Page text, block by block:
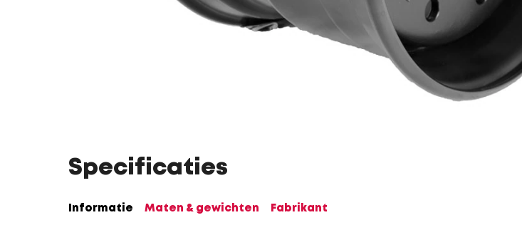
Specificaties
Informatie Maten & gewichten Fabrikant